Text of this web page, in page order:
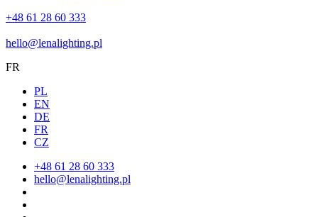
+48 61 28 60 333
hello@lenalighting.pl
FR
PL
EN
DE
FR
CZ
+48 61 28 60 333
hello@lenalighting.pl